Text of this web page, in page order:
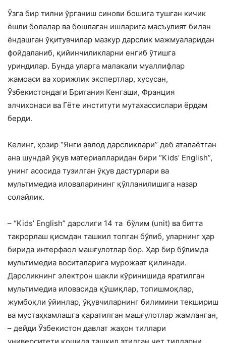
Ўзга бир тилни ўрганиш синови бошига тушган кичик
ёшли болалар ва бошлаган ишларига масъулият билан
ёндашган ўқитувчилар мазкур дарслик мажмуаларидан
фойдаланиб, қийинчиликларни енгиб ўтишга
уриндилар. Бунда уларга малакали муаллифлар
жамоаси ва хорижлик экспертлар, хусусан,
Ўзбекистондаги Британия Кенгаши, Франция
элчихонаси ва Гёте институти мутахассислари ёрдам
берди.
Келинг, ҳозир “Янги авлод дарсликлари” деб аталаётган
ана шундай ўқув материалларидан бири “Kids’ English”,
унинг асосида тузилган ўқув дастурлари ва
мультимедиа иловаларининг қўлланилишига назар
солайлик.
– “Kids’ English” дарслиги 14 та бўлим (unit) ва битта
такрорлаш қисмдан ташкил топган бўлиб, уларнинг ҳар
бирида интерфаол машғулотлар бор. Ҳар бир бўлимда
мультимедиа воситаларига мурожаат қилинади.
Дарсликнинг электрон шакли кўринишида яратилган
мультимедиа иловасида қўшиқлар, топишмоқлар,
жумбоқли ўйинлар, ўқувчиларнинг билимини текшириш
ва мустаҳкамлашга қаратилган машғулотлар жамланган,
– дейди Ўзбекистон давлат жаҳон тиллари
университети қошида ташкил этилган чет тилларни